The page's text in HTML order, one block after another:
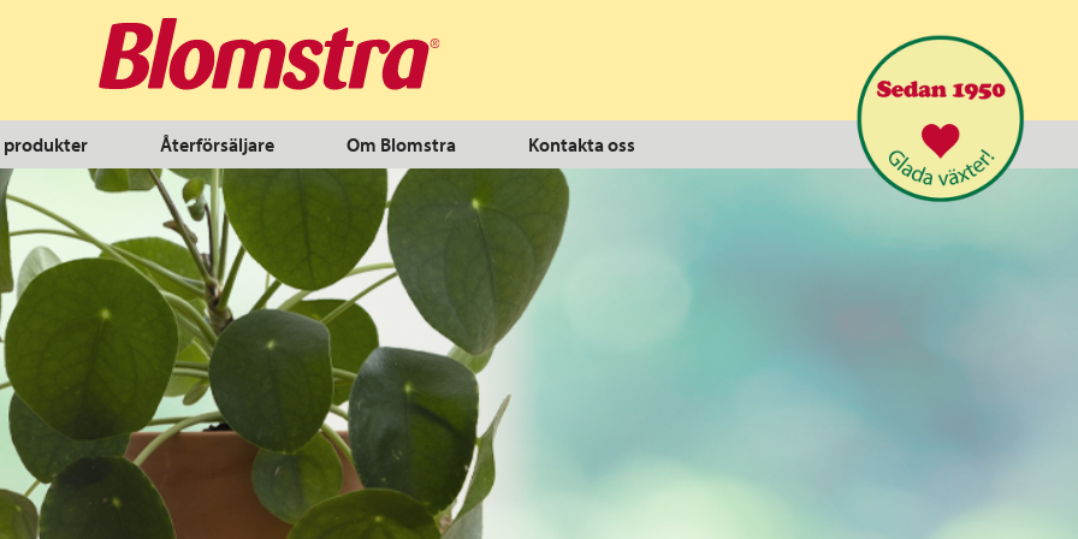
produkter Återförsäljare Om Blomstra Kontakta oss